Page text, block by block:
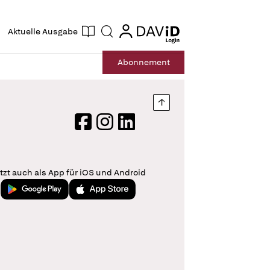
Aktuelle Ausgabe Suche login
login
Abonnement
Nach oben springen
FacebookInstagram
LinkedIn
auch als App für iOS und Android
Jetzt bei Google PlayLaden im App Store